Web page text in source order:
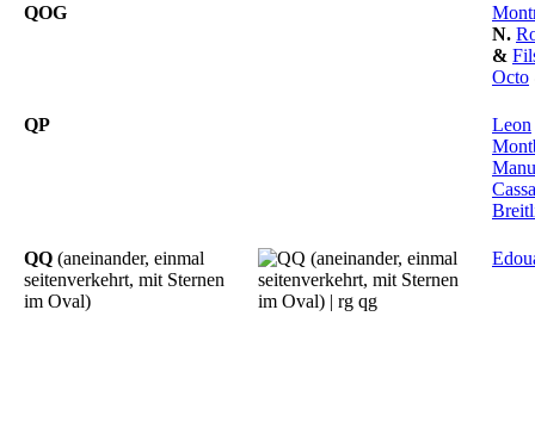
QOG
N.
&
Octo
QP
Leon
QQ (aneinander, einmal
seitenverkehrt, mit Sternen
im Oval)